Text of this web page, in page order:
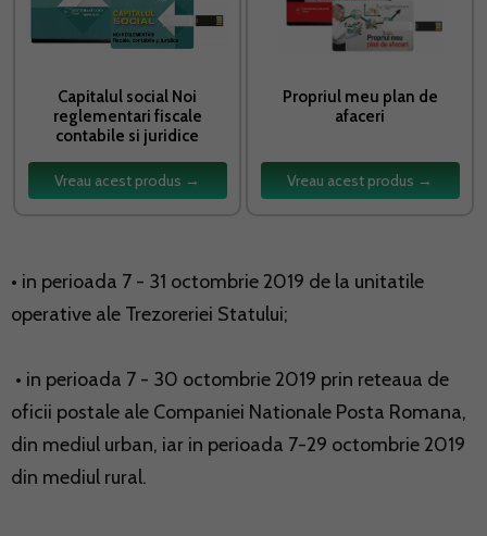
Capitalul social Noi
reglementari fiscale
contabile si juridice
Vreau acest produs →
Propriul meu plan de
afaceri
Vreau acest produs →
• in perioada 7 - 31 octombrie 2019 de la unitatile
operative ale Trezoreriei Statului;
• in perioada 7 - 30 octombrie 2019 prin reteaua de
oficii postale ale Companiei Nationale Posta Romana,
din mediul urban, iar in perioada 7-29 octombrie 2019
din mediul rural.